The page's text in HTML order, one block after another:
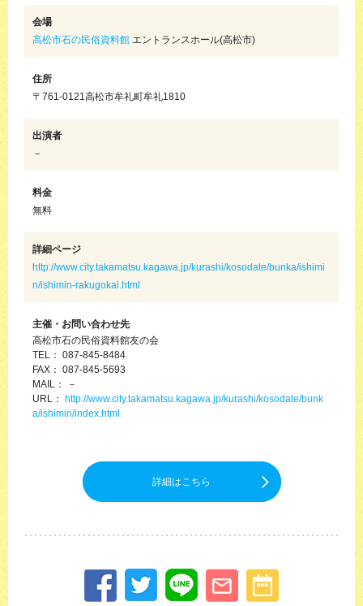
会場
高松市石の民俗資料館 エントランスホール(高松市)
住所
〒761-0121高松市牟礼町牟礼1810
出演者
－
料金
無料
詳細ページ
http://www.city.takamatsu.kagawa.jp/kurashi/kosodate/bunka/ishimi
n/ishimin-rakugokai.html
主催・お問い合わせ先
高松市石の民俗資料館友の会
TEL： 087-845-8484
FAX： 087-845-5693
MAIL： －
URL： http://www.city.takamatsu.kagawa.jp/kurashi/kosodate/bunk
a/ishimin/index.html
詳細はこちら